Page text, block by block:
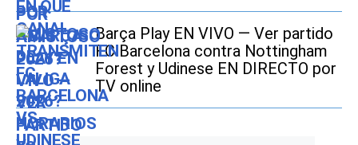
Barça Play EN VIVO — Ver partido
FC Barcelona contra Nottingham
Forest y Udinese EN DIRECTO por
TV online